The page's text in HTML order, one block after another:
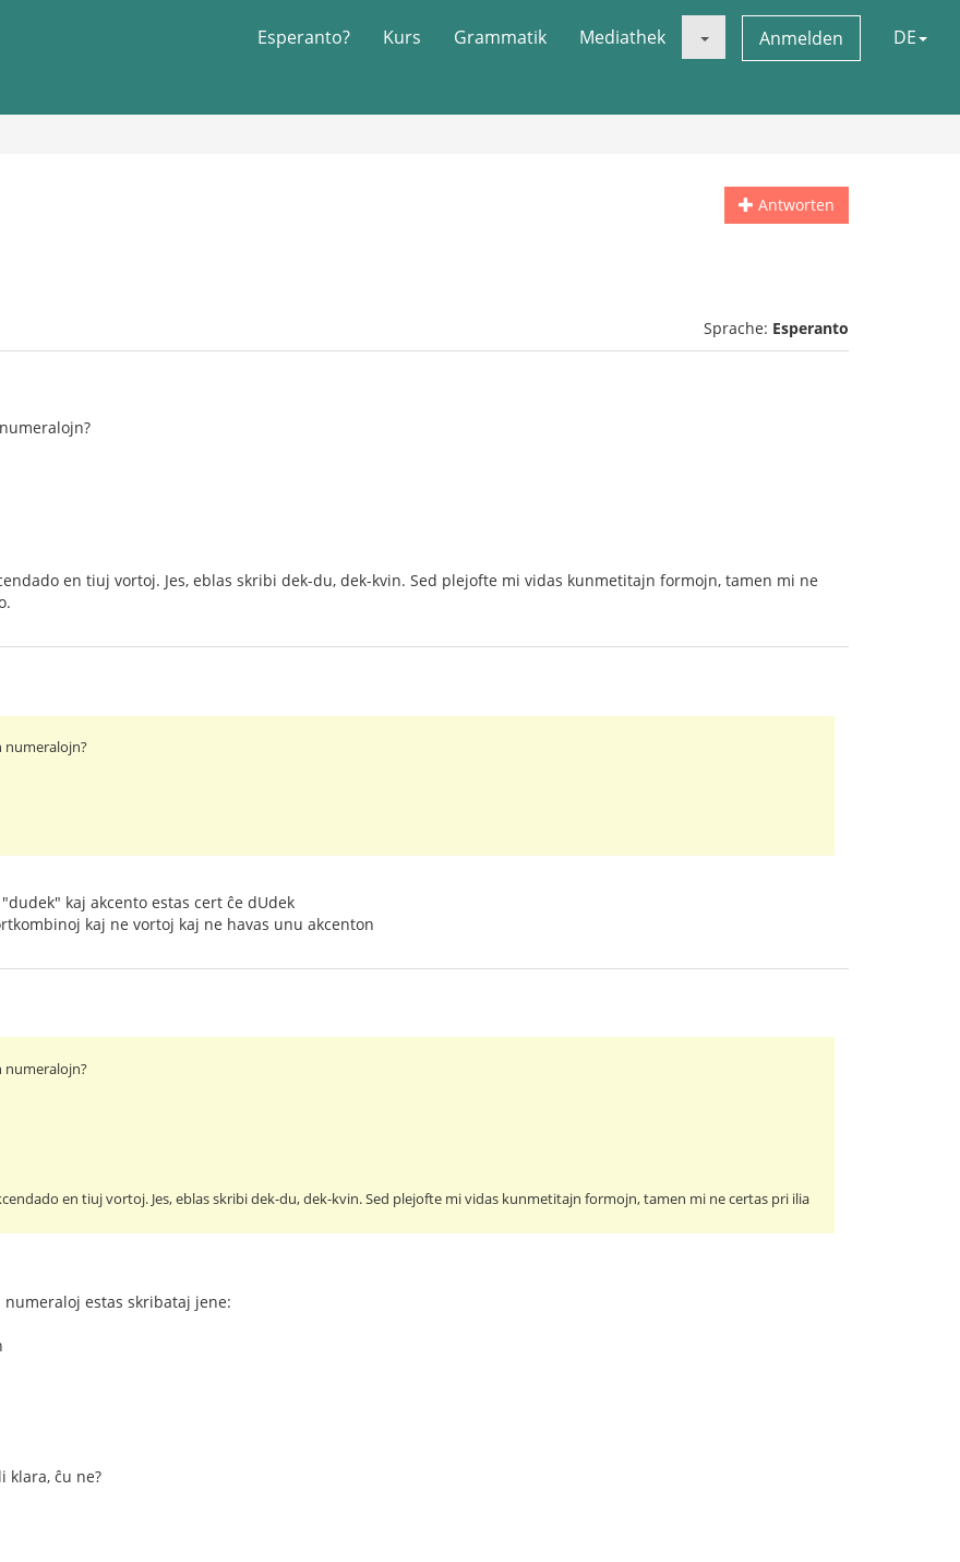
Esperanto? Kurs Grammatik Mediathek Anmelden DE
Antworten
Sprache: Esperanto
en tiuj vortoj. Jes, eblas skribi dek-du, dek-kvin. Sed plejofte mi vidas kunmetitajn formojn, tamen mi ne
numeralojn?
kaj akcento estas cert ĉe dUdek
kaj ne vortoj kaj ne havas unu akcenton
numeralojn?
en tiuj vortoj. Jes, eblas skribi dek-du, dek-kvin. Sed plejofte mi vidas kunmetitajn formojn, tamen mi ne certas pri ilia
estas skribataj jene:
klara, ĉu ne?